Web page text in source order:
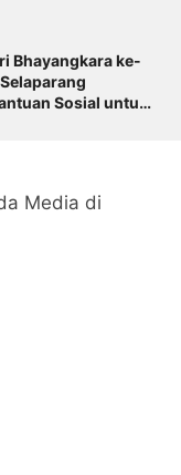
Bhayangkara ke-
Sosial untuk
Media di